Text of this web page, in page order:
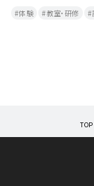
体験
教室・研修
TOP